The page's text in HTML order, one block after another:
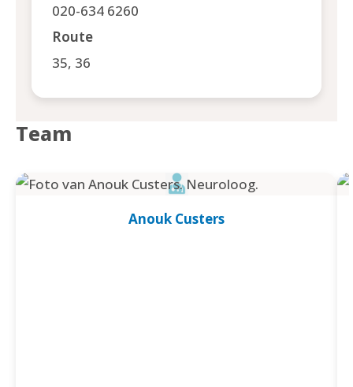
020-634 6260
Route
35, 36
Team
Anouk Custers